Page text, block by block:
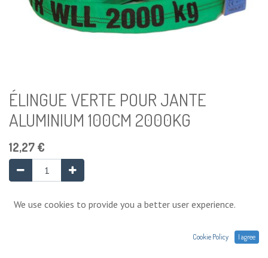
ÉLINGUE VERTE POUR JANTE
ALUMINIUM 100CM 2000KG
12,27€
Ajouter au panier
We use cookies to provide you a better user experience.
Cookie Policy I agree